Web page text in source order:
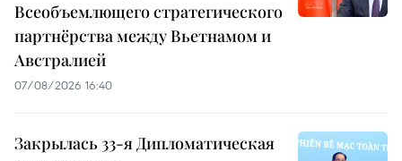
Всеобъемлющего стратегического
партнёрства между Вьетнамом и
Австралией
07/08/2026 16:40
Закрылась 33-я Дипломатическая